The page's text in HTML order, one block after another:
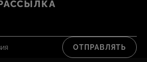
ОТПРАВЛЯТЬ